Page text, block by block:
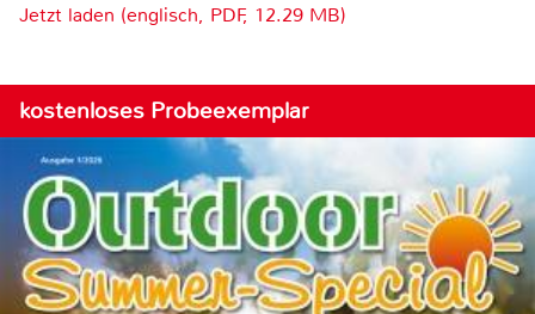
Jetzt laden (englisch, PDF, 12.29 MB)
kostenloses Probeexemplar